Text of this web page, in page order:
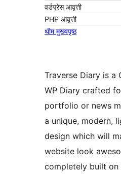
वर्डप्रेस आवृत्ती
PHP आवृत्ती
थीम मुख्यपृष्ठ
Traverse Diary is a
WP Diary crafted
portfolio or news
a unique, modern,
design which will
website look
completely built on